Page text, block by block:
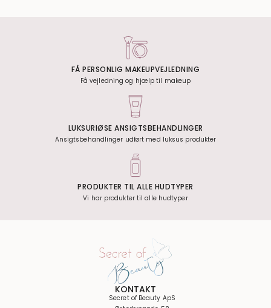
FÅ PERSONLIG MAKEUPVEJLEDNING
Få vejledning og hjælp til makeup
LUKSURIØSE ANSIGTSBEHANDLINGER
Ansigtsbehandlinger udført med luksus produkter
PRODUKTER TIL ALLE HUDTYPER
Vi har produkter til alle hudtyper
KONTAKT
Secret of Beauty ApS